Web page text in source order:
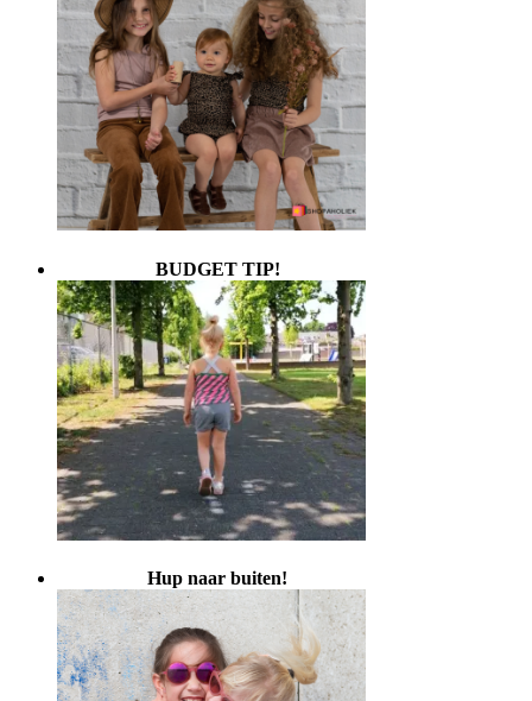
BUDGET TIP!
Hup naar buiten!